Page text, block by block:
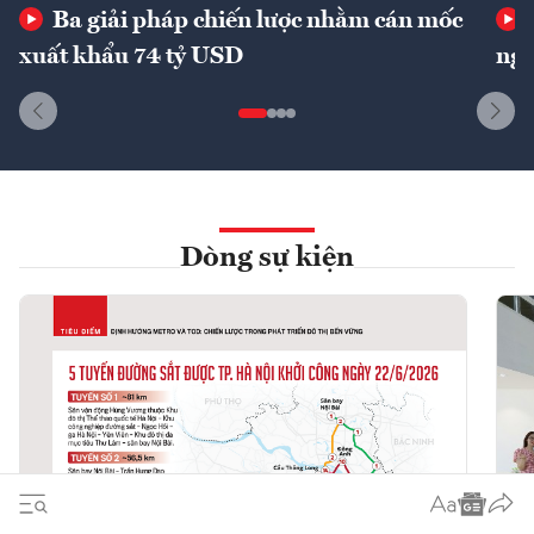
Ba giải pháp chiến lược nhằm cán mốc
xuất khẩu 74 tỷ USD
Dòng sự kiện